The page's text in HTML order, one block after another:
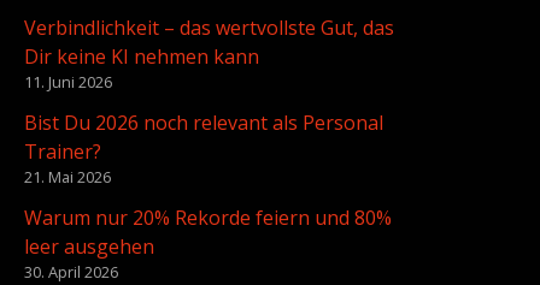
Verbindlichkeit – das wertvollste Gut, das
Dir keine KI nehmen kann
11. Juni 2026
Bist Du 2026 noch relevant als Personal
Trainer?
21. Mai 2026
Warum nur 20% Rekorde feiern und 80%
leer ausgehen
30. April 2026